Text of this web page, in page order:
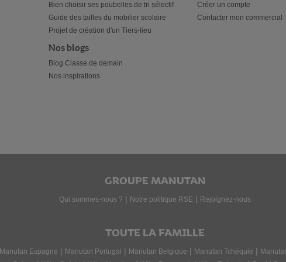
Bien choisir ses poubelles de tri sélectif
Guide des tailles du mobilier scolaire
Projet de création d'un Tiers-lieu
Nos blogs
Blog Classe de demain
Nos inspirations
Créer un compte
Contacter mon commercial
GROUPE MANUTAN
Qui sommes-nous ? | Notre politique RSE | Rejoignez-nous
TOUTE LA FAMILLE
Manutan Espagne | Manutan Portugal | Manutan Belgique | Manutan Tchéquie |